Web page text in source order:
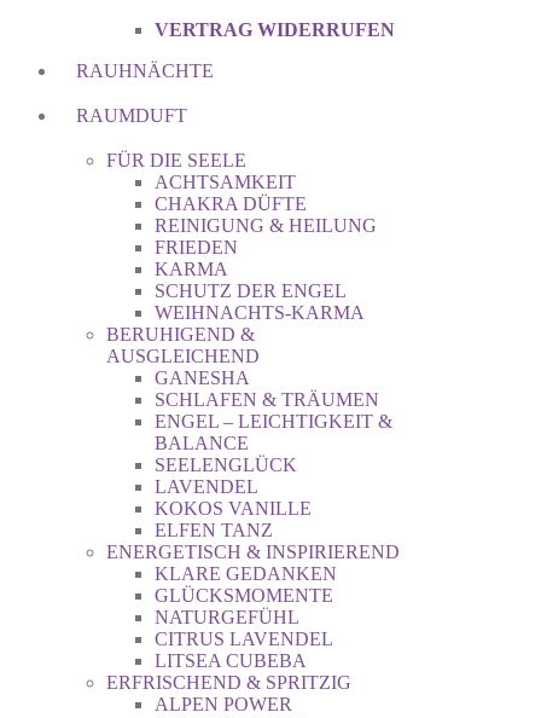
VERTRAG WIDERRUFEN
RAUHNÄCHTE
RAUMDUFT
FÜR DIE SEELE
ACHTSAMKEIT
CHAKRA DÜFTE
REINIGUNG & HEILUNG
FRIEDEN
KARMA
SCHUTZ DER ENGEL
WEIHNACHTS-KARMA
BERUHIGEND &
AUSGLEICHEND
GANESHA
SCHLAFEN & TRÄUMEN
ENGEL – LEICHTIGKEIT &
BALANCE
SEELENGLÜCK
LAVENDEL
KOKOS VANILLE
ELFEN TANZ
ENERGETISCH & INSPIRIEREND
KLARE GEDANKEN
GLÜCKSMOMENTE
NATURGEFÜHL
CITRUS LAVENDEL
LITSEA CUBEBA
ERFRISCHEND & SPRITZIG
ALPEN POWER